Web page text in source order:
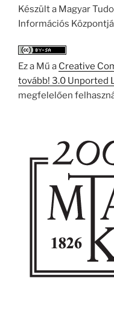
Készült a Magyar
Információs
Ez a Mű a Creative
tovább! 3.0 Unported
megfelelően